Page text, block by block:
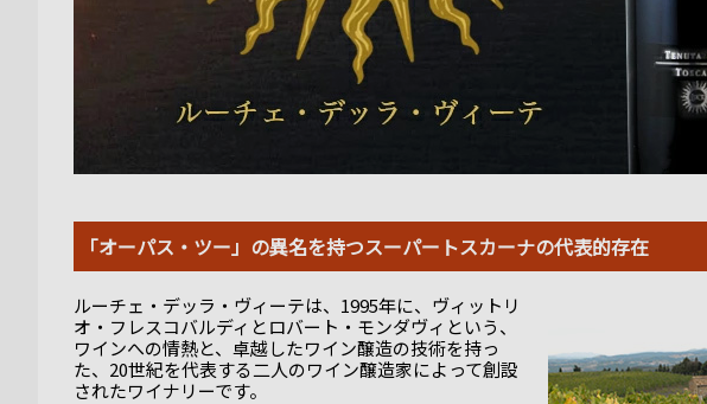
「オーパス・ツー」の異名を持つスーパートスカーナの代表的存在
ルーチェ・デッラ・ヴィーテは、1995年に、ヴィットリ
オ・フレスコバルディとロバート・モンダヴィという、
ワインへの情熱と、卓越したワイン醸造の技術を持っ
た、20世紀を代表する二人のワイン醸造家によって創設
されたワイナリーです。